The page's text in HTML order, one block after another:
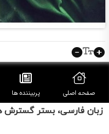
زبان فارسی، بستر گسترش